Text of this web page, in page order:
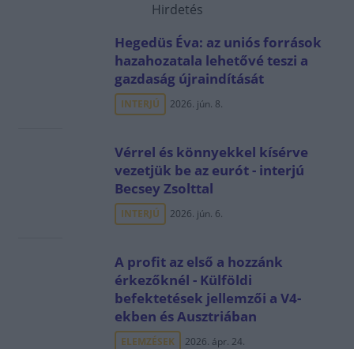
Hirdetés
Hegedüs Éva: az uniós források
hazahozatala lehetővé teszi a
gazdaság újraindítását
INTERJÚ 2026. jún. 8.
Vérrel és könnyekkel kísérve
vezetjük be az eurót - interjú
Becsey Zsolttal
INTERJÚ 2026. jún. 6.
A profit az első a hozzánk
érkezőknél - Külföldi
befektetések jellemzői a V4-
ekben és Ausztriában
ELEMZÉSEK 2026. ápr. 24.